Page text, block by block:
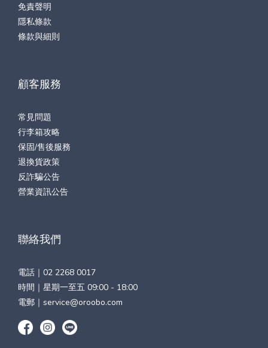
免責聲明
隱私條款
條款與細則
顧客服務
常見問題
行李箱攻略
保固/售後服務
退換貨政策
反詐騙公告
營業資訊公告
聯絡我們
電話｜ 02 2268 0017
時間｜星期一至五 09:00 - 18:00
電郵｜ service@oroobo.com